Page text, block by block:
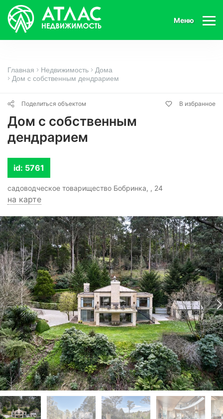
Меню
Главная Недвижимость
Дома
Дом с собственным дендрарием
Поделиться объектом В избранное
Дом с собственным
дендрарием
id: 5761
садоводческое товарищество Бобринка, , 24
на карте